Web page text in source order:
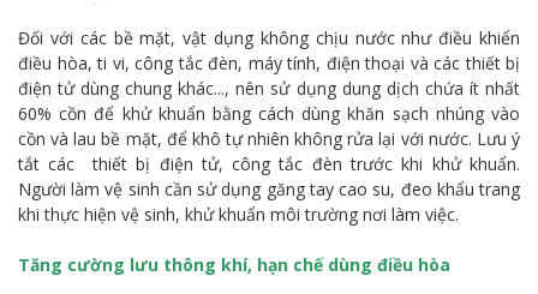
Đối với các bề mặt, vật dụng không chịu nước như điều khiển
điều hòa, ti vi, công tắc đèn, máy tính, điện thoại và các thiết bị
điện tử dùng chung khác..., nên sử dụng dung dịch chứa ít nhất
60% cồn để khử khuẩn bằng cách dùng khăn sạch nhúng vào
cồn và lau bề mặt, để khô tự nhiên không rửa lại với nước. Lưu ý
tắt các thiết bị điện tử, công tắc đèn trước khi khử khuẩn.
Người làm vệ sinh cần sử dụng găng tay cao su, đeo khẩu trang
khi thực hiện vệ sinh, khử khuẩn môi trường nơi làm việc.
Tăng cường lưu thông khí, hạn chế dùng điều hòa